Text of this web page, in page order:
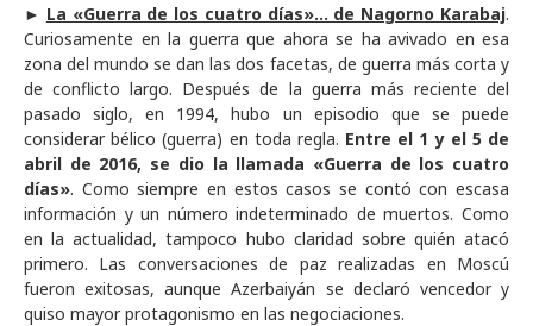
► La «Guerra de los cuatro días»... de Nagorno Karabaj.
Curiosamente en la guerra que ahora se ha avivado en esa
zona del mundo se dan las dos facetas, de guerra más corta y
de conflicto largo. Después de la guerra más reciente del
pasado siglo, en 1994, hubo un episodio que se puede
considerar bélico (guerra) en toda regla. Entre el 1 y el 5 de
abril de 2016, se dio la llamada «Guerra de los cuatro
días». Como siempre en estos casos se contó con escasa
información y un número indeterminado de muertos. Como
en la actualidad, tampoco hubo claridad sobre quién atacó
primero. Las conversaciones de paz realizadas en Moscú
fueron exitosas, aunque Azerbaiyán se declaró vencedor y
quiso mayor protagonismo en las negociaciones.